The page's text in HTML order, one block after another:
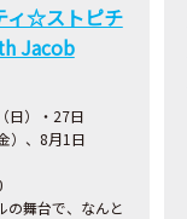
ィ☆ストピチ
Jacob
日）・27日
）、8月1日
の舞台で、なんと